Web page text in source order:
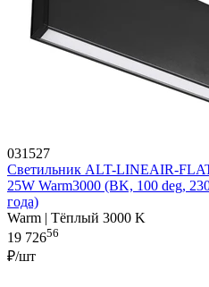
031527
Светильник ALT-LINEAIR-
25W Warm3000 (BK, 100 deg,
года)
Warm | Тёплый 3000 K
19 72656
₽/шт